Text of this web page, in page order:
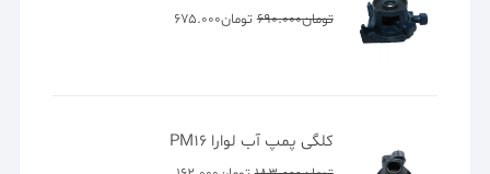
تومان۶۹۰.۰۰۰ تومان۶۷۵.۰۰۰
کلگی پمپ آب لوارا PM16